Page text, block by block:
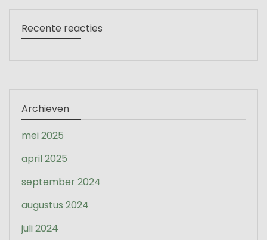
Recente reacties
Archieven
mei 2025
april 2025
september 2024
augustus 2024
juli 2024